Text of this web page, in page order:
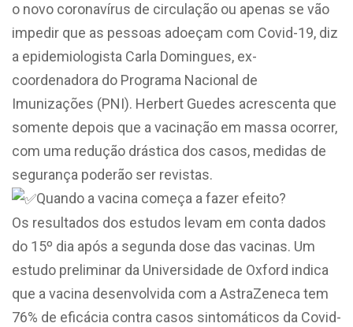
o novo coronavírus de circulação ou apenas se vão
impedir que as pessoas adoeçam com Covid-19, diz
a epidemiologista Carla Domingues, ex-
coordenadora do Programa Nacional de
Imunizações (PNI). Herbert Guedes acrescenta que
somente depois que a vacinação em massa ocorrer,
com uma redução drástica dos casos, medidas de
segurança poderão ser revistas.
Quando a vacina começa a fazer efeito?
Os resultados dos estudos levam em conta dados
do 15º dia após a segunda dose das vacinas. Um
estudo preliminar da Universidade de Oxford indica
que a vacina desenvolvida com a AstraZeneca tem
76% de eficácia contra casos sintomáticos da Covid-